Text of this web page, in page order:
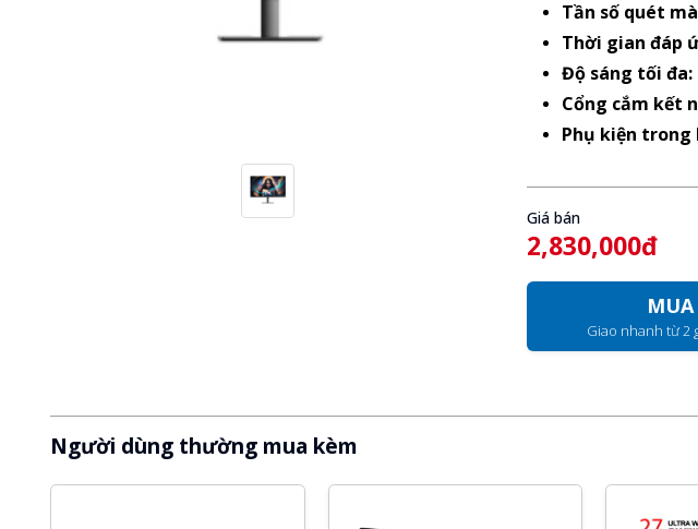
Tần số quét
Thời gian đáp
Độ sáng tối đa:
Cổng cắm kết
Phụ kiện trong
Giá bán
2,830,000đ
Giao nhanh từ 2
Người dùng thường mua kèm